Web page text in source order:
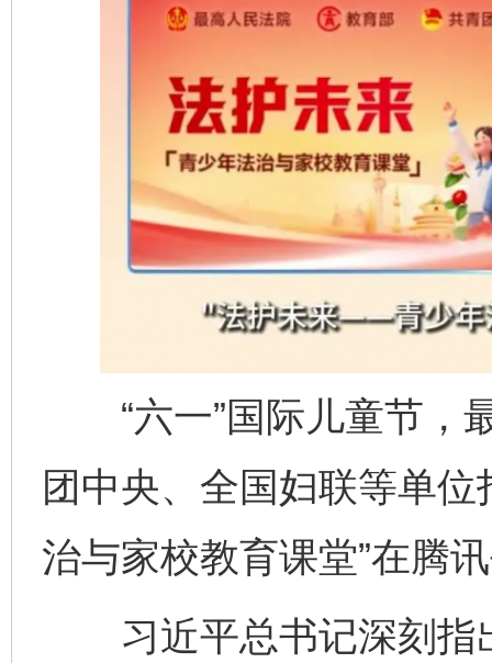
“六一”国际儿童节，
团中央、全国妇联等单
治与家校教育课堂”在腾
习近平总书记深刻指